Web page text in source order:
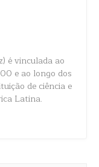
é vinculada ao
e ao longo dos
de ciência e
Latina.